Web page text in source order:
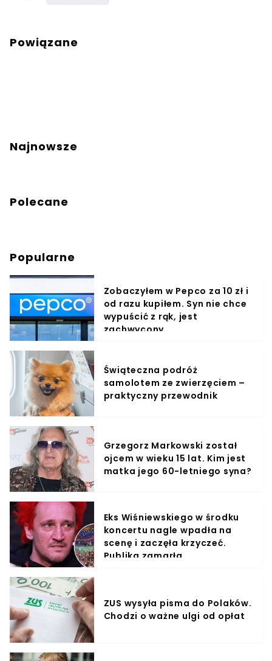
Powiązane
Najnowsze
Polecane
Popularne
Zobaczyłem w Pepco za 10 zł i
od razu kupiłem. Syn nie chce
wypuścić z rąk, jest
zachwycony
Świąteczna podróż
samolotem ze zwierzęciem –
praktyczny przewodnik
Grzegorz Markowski został
ojcem w wieku 15 lat. Kim jest
matka jego 60-letniego syna?
Eks Wiśniewskiego w środku
koncertu nagle wpadła na
scenę i zaczęła krzyczeć.
Publika zamarła
ZUS wysyła pisma do Polaków.
Chodzi o ważne ulgi od opłat